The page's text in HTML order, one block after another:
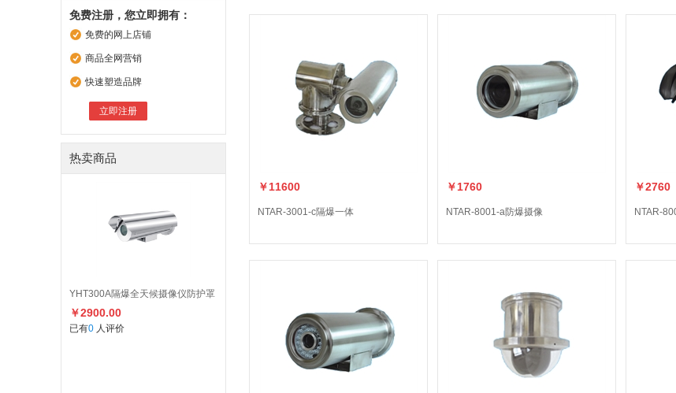
南阳市三禾防爆电气有限公司
常州新泽监控设备有限公司 黎明防爆电器厂
三河市莫尼特
常州市佐安电器有限公司 南阳市一通防爆电气有限公司 吉林市川
免费注册，您立即拥有：
免费的网上店铺
商品全网营销
快速塑造品牌
立即注册
热卖商品
YHT300A隔爆全天候摄像仪防护罩
￥2900.00
已有0 人评价
￥11600
NTAR-3001-c隔爆一体
￥1760
NTAR-8001-a防爆摄像
￥2760
NTAR-